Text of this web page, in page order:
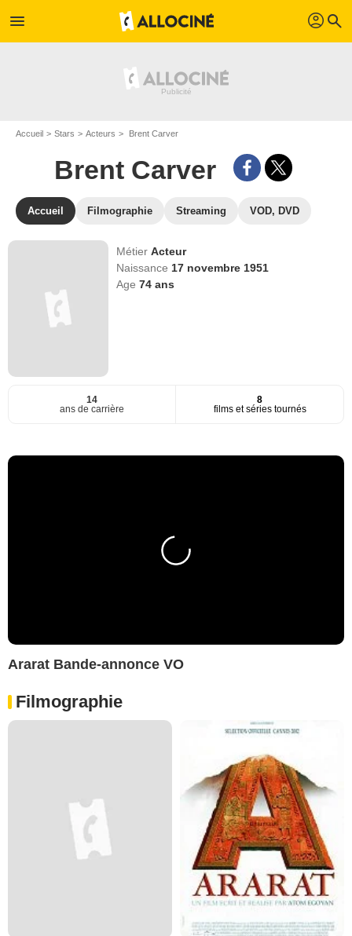
menu profil search
Accueil Stars Acteurs Brent Carver
Brent Carver
Accueil Filmographie Streaming VOD, DVD
MétierActeur
Naissance 17 novembre 1951
Age74 ans
14
ans de carrière
8
films et séries tournés
Ararat Bande-annonce VO
Filmographie